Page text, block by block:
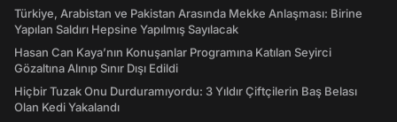
Türkiye, Arabistan ve Pakistan Arasında Mekke Anlaşması: Birine
Yapılan Saldırı Hepsine Yapılmış Sayılacak
Hasan Can Kaya’nın Konuşanlar Programına Katılan Seyirci
Gözaltına Alınıp Sınır Dışı Edildi
Hiçbir Tuzak Onu Durduramıyordu: 3 Yıldır Çiftçilerin Baş Belası
Olan Kedi Yakalandı